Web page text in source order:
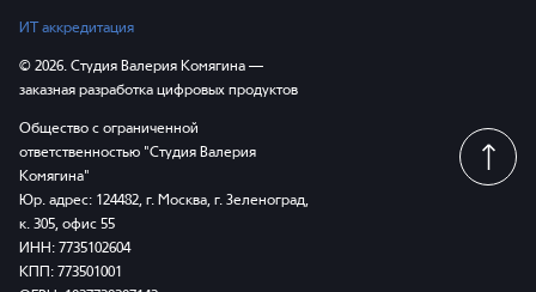
ИТ аккредитация
© 2026. Студия Валерия Комягина —
заказная разработка цифровых продуктов
Общество с ограниченной
ответственностью "Студия Валерия
Комягина"
Юр. адрес: 124482, г. Москва, г. Зеленоград,
к. 305, офис 55
ИНН: 7735102604
КПП: 773501001